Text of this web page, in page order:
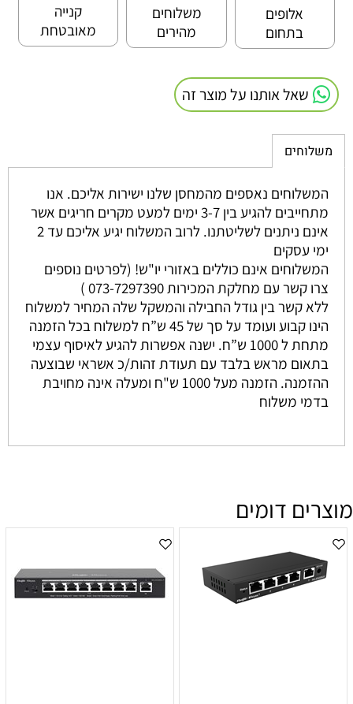
אלופים
בתחום
משלוחים
מהירים
קנייה
מאובטחת
שאל אותנו על מוצר זה
משלוחים
המשלוחים נאספים מהמחסן שלנו ישירות אליכם. אנו
מתחייבים להגיע בין 3-7 ימים למעט מקרים חריגים אשר
אינם ניתנים לשליטתנו. לרוב המשלוח יגיע אליכם עד 2
ימי עסקים
המשלוחים אינם כוללים באזורי יו"ש! (לפרטים נוספים
צרו קשר עם מחלקת המכירות 073-7297390 )
ללא קשר בין גודל החבילה והמשקל שלה המחיר למשלוח
הינו קבוע ועומד על סך של 45 ש”ח למשלוח בכל הזמנה
מתחת ל 1000 ש”ח. ישנה אפשרות להגיע לאיסוף עצמי
בתאום מראש בלבד עם תעודת זהות/כ אשראי שבוצעה
ההזמנה. הזמנה מעל 1000 ש"ח ומעלה אינה מחויבת
בדמי משלוח
מוצרים דומים